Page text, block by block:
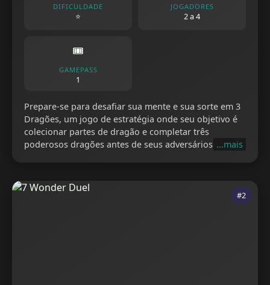
DIFICULDADE
⭐
JOGADORES
2 a 4
🎟️
GAMEPASS
1
Prepare-se para desafiar sua mente e sua sorte em 3
Dragões, um jogo de estratégia onde seu objetivo é
colecionar partes de dragão e completar três
poderosos dragões antes de seus adversários. ...mais
#2